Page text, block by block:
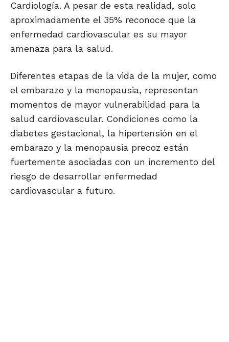
Cardiología. A pesar de esta realidad, solo
aproximadamente el 35% reconoce que la
enfermedad cardiovascular es su mayor
amenaza para la salud.
Diferentes etapas de la vida de la mujer, como
el embarazo y la menopausia, representan
momentos de mayor vulnerabilidad para la
salud cardiovascular. Condiciones como la
diabetes gestacional, la hipertensión en el
embarazo y la menopausia precoz están
fuertemente asociadas con un incremento del
riesgo de desarrollar enfermedad
cardiovascular a futuro.